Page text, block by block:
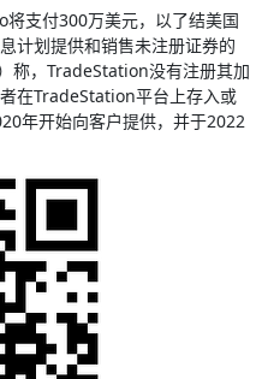
支付300万美元，以了结美国
计划提供和销售未注册证券的
称，TradeStation没有注册其加
在TradeStation平台上存入或
年开始向客户提供，并于2022